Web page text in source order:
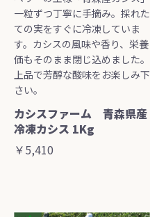
一粒ずつ丁寧に手摘み。採れた
ての実をすぐに冷凍していま
す。カシスの風味や香り、栄養
価もそのまま閉じ込めました。
上品で芳醇な酸味をお楽しみ下
さい。
カシスファーム 青森県産
冷凍カシス 1Kg
￥5,410